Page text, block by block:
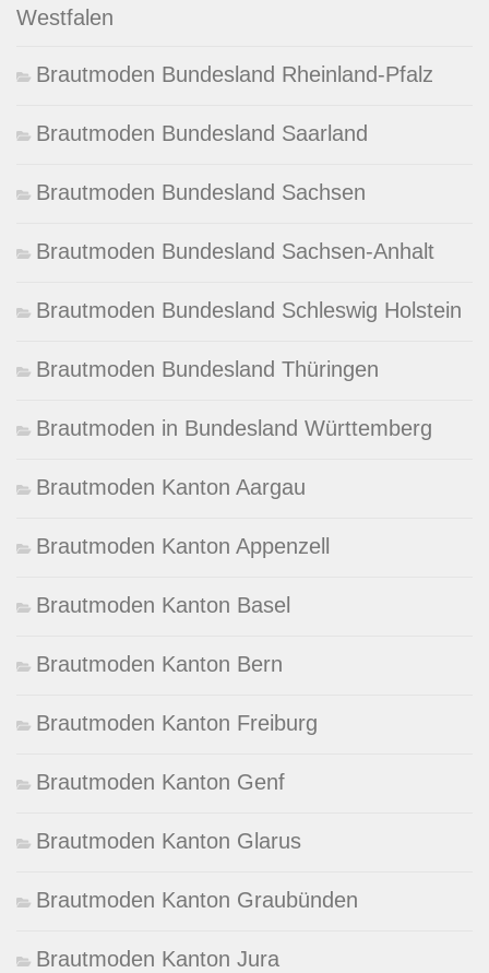
Westfalen
Brautmoden Bundesland Rheinland-Pfalz
Brautmoden Bundesland Saarland
Brautmoden Bundesland Sachsen
Brautmoden Bundesland Sachsen-Anhalt
Brautmoden Bundesland Schleswig Holstein
Brautmoden Bundesland Thüringen
Brautmoden in Bundesland Württemberg
Brautmoden Kanton Aargau
Brautmoden Kanton Appenzell
Brautmoden Kanton Basel
Brautmoden Kanton Bern
Brautmoden Kanton Freiburg
Brautmoden Kanton Genf
Brautmoden Kanton Glarus
Brautmoden Kanton Graubünden
Brautmoden Kanton Jura